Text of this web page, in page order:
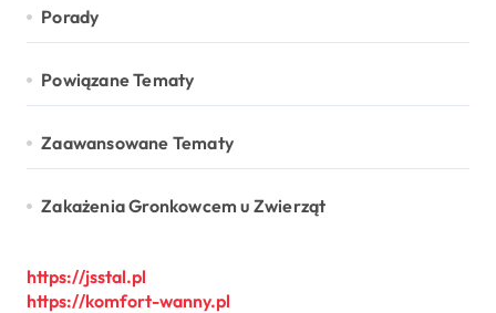
Porady
Powiązane Tematy
Zaawansowane Tematy
Zakażenia Gronkowcem u Zwierząt
https://jsstal.pl
https://komfort-wanny.pl